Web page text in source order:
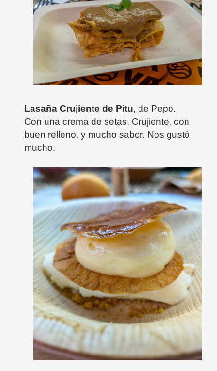
Lasaña Crujiente de Pitu, de Pepo.
Con una crema de setas. Crujiente, con
buen relleno, y mucho sabor. Nos gustó
mucho.